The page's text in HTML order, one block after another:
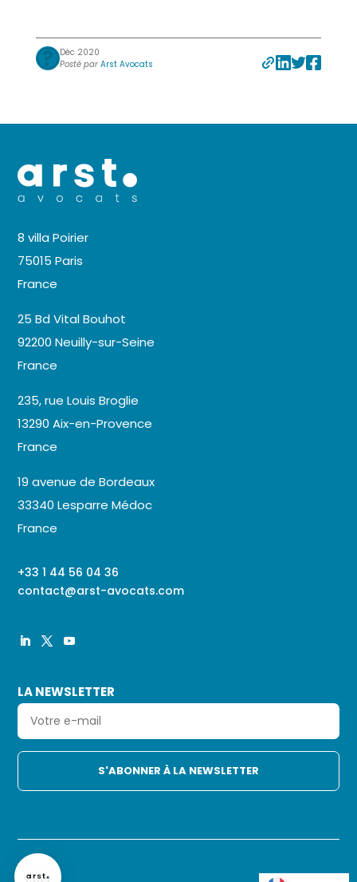
Déc 2020
Posté par Arst Avocats
8 villa Poirier
75015 Paris
France
25 Bd Vital Bouhot
92200 Neuilly-sur-Seine
France
235, rue Louis Broglie
13290 Aix-en-Provence
France
19 avenue de Bordeaux
33340 Lesparre Médoc
France
+33 1 44 56 04 36
contact@arst-avocats.com
LA NEWSLETTER